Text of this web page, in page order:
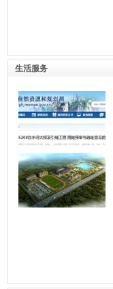
生活服务